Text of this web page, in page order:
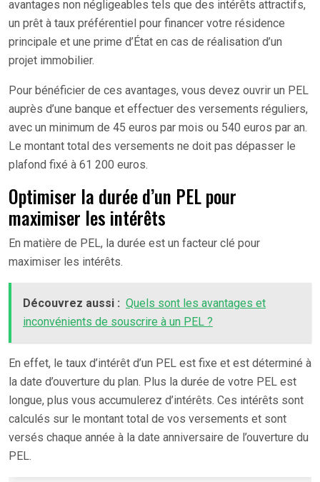
avantages non négligeables tels que des intérêts attractifs,
un prêt à taux préférentiel pour financer votre résidence
principale et une prime d’État en cas de réalisation d’un
projet immobilier.
Pour bénéficier de ces avantages, vous devez ouvrir un PEL
auprès d’une banque et effectuer des versements réguliers,
avec un minimum de 45 euros par mois ou 540 euros par an.
Le montant total des versements ne doit pas dépasser le
plafond fixé à 61 200 euros.
Optimiser la durée d’un PEL pour
maximiser les intérêts
En matière de PEL, la durée est un facteur clé pour
maximiser les intérêts.
Découvrez aussi : Quels sont les avantages et
inconvénients de souscrire à un PEL ?
En effet, le taux d’intérêt d’un PEL est fixe et est déterminé à
la date d’ouverture du plan. Plus la durée de votre PEL est
longue, plus vous accumulerez d’intérêts. Ces intérêts sont
calculés sur le montant total de vos versements et sont
versés chaque année à la date anniversaire de l’ouverture du
PEL.